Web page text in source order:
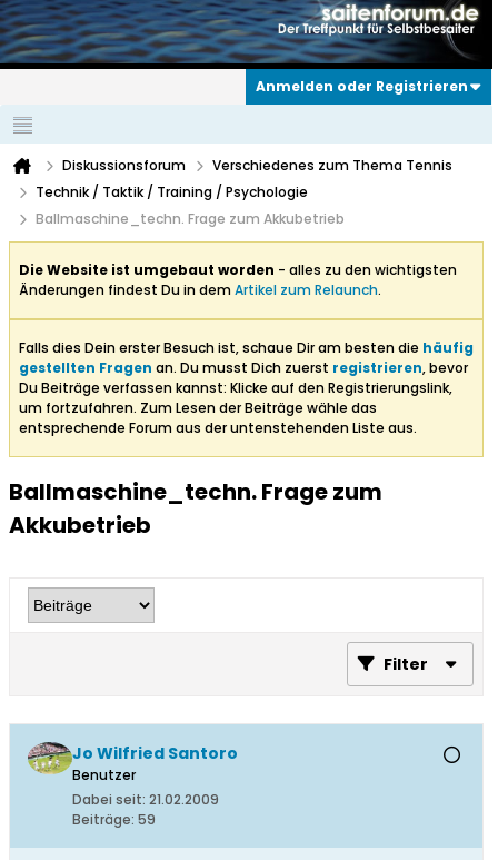
Anmelden oder Registrieren
Diskussionsforum
Verschiedenes zum Thema Tennis
Technik / Taktik / Training / Psychologie
Ballmaschine_techn. Frage zum Akkubetrieb
Die Website ist umgebaut worden - alles zu den wichtigsten
Änderungen findest Du in demArtikel zum Relaunch.
Falls dies Dein erster Besuch ist, schaue Dir am besten die häufig
gestellten Fragen an. Du musst Dich zuerst registrieren, bevor
Du Beiträge verfassen kannst: Klicke auf den Registrierungslink,
um fortzufahren. Zum Lesen der Beiträge wähle das
entsprechende Forum aus der untenstehenden Liste aus.
Ballmaschine_techn. Frage zum
Akkubetrieb
Filter
Jo Wilfried Santoro
Benutzer
Dabei seit: 21.02.2009
Beiträge: 59